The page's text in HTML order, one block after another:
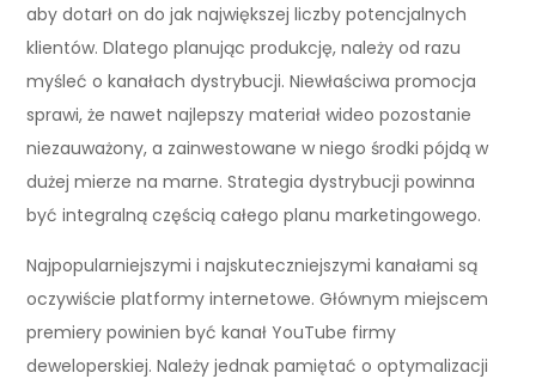
aby dotarł on do jak największej liczby potencjalnych
klientów. Dlatego planując produkcję, należy od razu
myśleć o kanałach dystrybucji. Niewłaściwa promocja
sprawi, że nawet najlepszy materiał wideo pozostanie
niezauważony, a zainwestowane w niego środki pójdą w
dużej mierze na marne. Strategia dystrybucji powinna
być integralną częścią całego planu marketingowego.
Najpopularniejszymi i najskuteczniejszymi kanałami są
oczywiście platformy internetowe. Głównym miejscem
premiery powinien być kanał YouTube firmy
deweloperskiej. Należy jednak pamiętać o optymalizacji